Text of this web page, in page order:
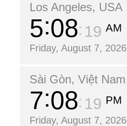
Los Angeles, USA
5 08 20 AM
Friday, August 7, 2026
Sài Gòn, Việt Nam
7 08 20 PM
Friday, August 7, 2026